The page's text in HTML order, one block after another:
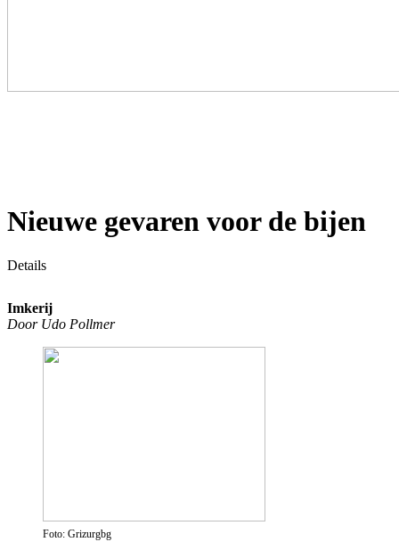
Nieuwe gevaren voor de bijen
Details
Imkerij
Door Udo Pollmer
Foto: Grizurgbg